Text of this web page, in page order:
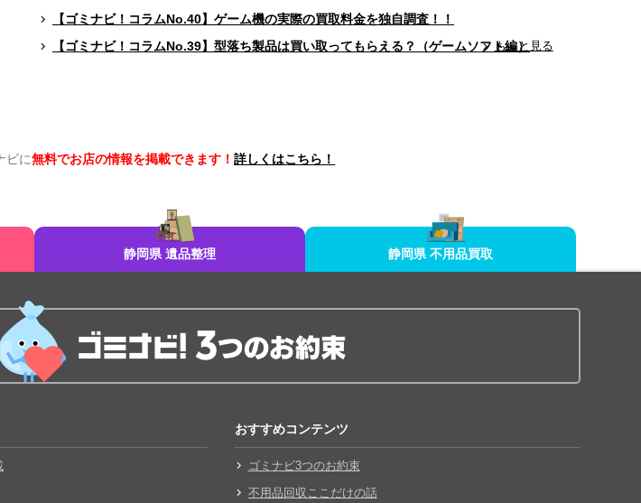
【ゴミナビ！コラムNo.40】ゲーム機の実際の買取料金を独自調査！！
【ゴミナビ！コラムNo.39】型落ち製品は買い取ってもらえる？（ゲームソフト編）
もっと見る
ビに無料でお店の情報を掲載できます！詳しくはこちら！
静岡県 遺品整理 静岡県 不用品買取
おすすめコンテンツ
ゴミナビ3つのお約束
不用品回収ここだけの話